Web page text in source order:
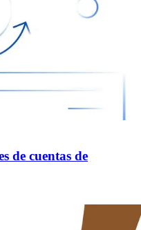
de cuentas de